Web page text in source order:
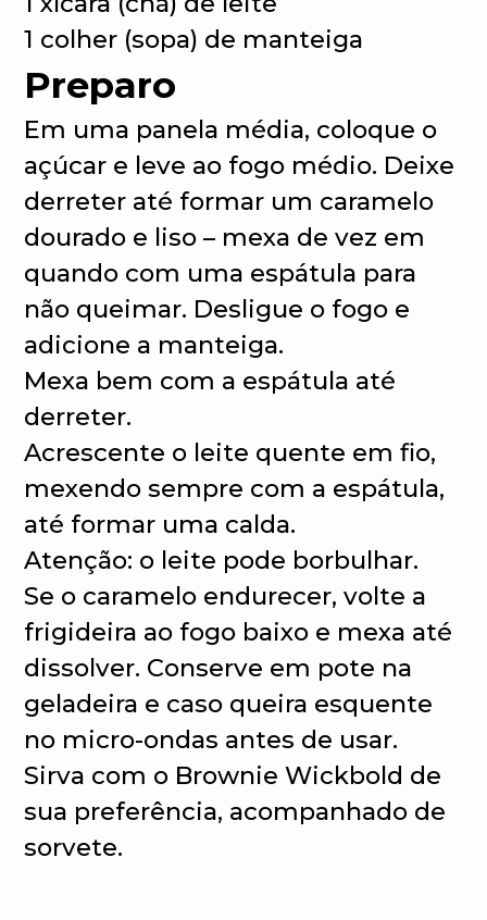
1 colher (sopa) de manteiga
Preparo
Em uma panela média, coloque o
açúcar e leve ao fogo médio. Deixe
derreter até formar um caramelo
dourado e liso – mexa de vez em
quando com uma espátula para
não queimar. Desligue o fogo e
adicione a manteiga.
Mexa bem com a espátula até
derreter.
Acrescente o leite quente em fio,
mexendo sempre com a espátula,
até formar uma calda.
Atenção: o leite pode borbulhar.
Se o caramelo endurecer, volte a
frigideira ao fogo baixo e mexa até
dissolver. Conserve em pote na
geladeira e caso queira esquente
no micro-ondas antes de usar.
Sirva com o Brownie Wickbold de
sua preferência, acompanhado de
sorvete.